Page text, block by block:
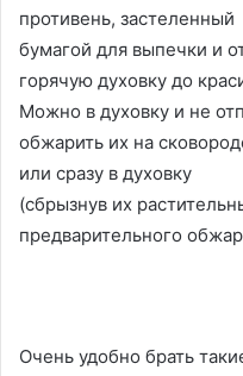
противень, застеленный
бумагой для выпечки и
горячую духовку до
Можно в духовку и не
обжарить их на
или сразу в духовку
(сбрызнув их
предварительного
Очень удобно брать